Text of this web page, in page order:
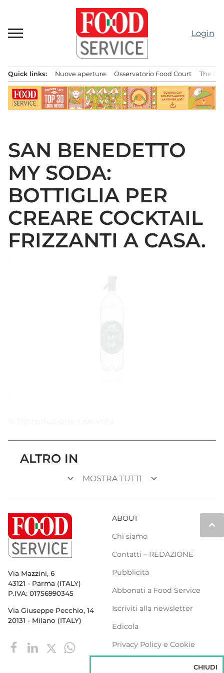
contenuto
Login
principale
Quick links: Nuove aperture Osservatorio Food Court The
SAN BENEDETTO
MY SODA:
BOTTIGLIA PER
CREARE COCKTAIL
FRIZZANTI A CASA.
ALTRO IN
keyboard_arrow_down MOSTRA TUTTI keyboard_arrow_down
keyboard_arrow_up
Via Mazzini, 6
43121 - Parma (ITALY)
P.IVA: 01756990345
Via Giuseppe Pecchio, 14
20131 - Milano (ITALY)
ABOUT
Chi siamo
Contatti – REDAZIONE
Pubblicità
Abbonati a Food Service
Iscriviti alla newsletter
Edicola
Privacy Policy e Cookie
CHIUDI